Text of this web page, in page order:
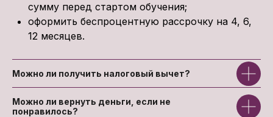
сумму перед стартом обучения;
оформить беспроцентную рассрочку на 4, 6,
12 месяцев.
Можно ли получить налоговый вычет?
Можно ли вернуть деньги, если не
понравилось?